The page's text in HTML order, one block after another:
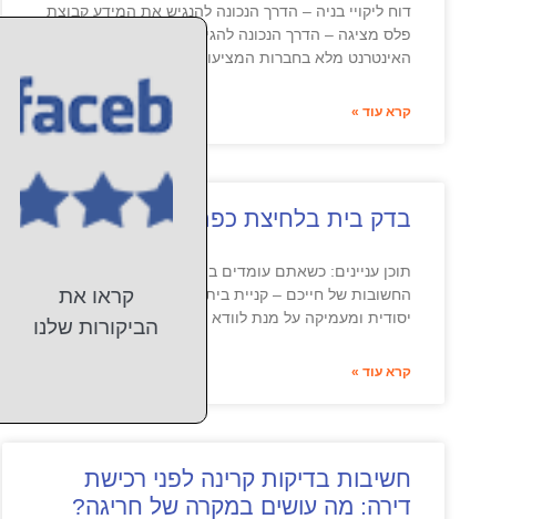
דוח ליקויי בניה – הדרך הנכונה להנגיש את המידע קבוצת
פלס מציגה – הדרך הנכונה להגיש דוח ליקויי בניה.
האינטרנט מלא בחברות המציעות בדיקות בדק
קרא עוד »
בדק בית בלחיצת כפתור
תוכן עניינים: כשאתם עומדים בפתח אחת העסקאות
החשובות של חייכם – קניית בית חשוב לבצע בדיקה
יסודית ומעמיקה על מנת לוודא שהנכס תקין ואין בו
קרא עוד »
חשיבות בדיקות קרינה לפני רכישת
דירה: מה עושים במקרה של חריגה?
קראו את
הביקורות שלנו